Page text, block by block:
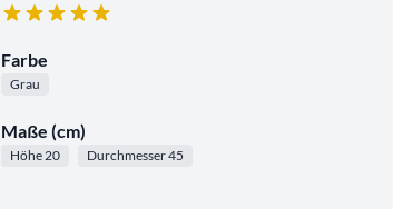
Farbe
Grau
Maße (cm)
Höhe 20 Durchmesser 45